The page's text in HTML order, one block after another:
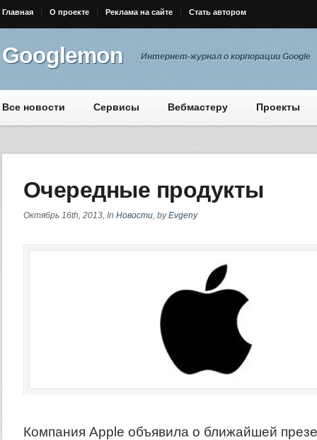
Главная О проекте Реклама на сайте Стать автором
Googlemon Интернет-журнал о корпорации Google
Все новости Сервисы Вебмастеру Проекты
Очередные продукты
Октябрь 16th, 2013, In Новости, byEvgeny
Компания Apple объявила о ближайшей